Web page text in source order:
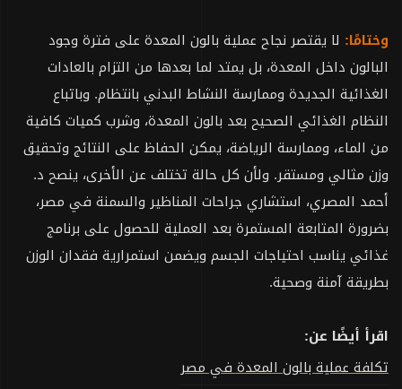
وختامًا: لا يقتصر نجاح عملية بالون المعدة على فترة وجود
البالون داخل المعدة، بل يمتد لما بعدها من التزام بالعادات
الغذائية الجديدة وممارسة النشاط البدني بانتظام. وباتباع
النظام الغذائي الصحيح بعد بالون المعدة، وشرب كميات كافية
من الماء، وممارسة الرياضة، يمكن الحفاظ على النتائج وتحقيق
وزن مثالي ومستقر. ولأن كل حالة تختلف عن الأخرى، ينصح د.
أحمد المصري، استشاري جراحات المناظير والسمنة في مصر،
بضرورة المتابعة المستمرة بعد العملية للحصول على برنامج
غذائي يناسب احتياجات الجسم ويضمن استمرارية فقدان الوزن
بطريقة آمنة وصحية.
اقرأ أيضًا عن:
تكلفة عملية بالون المعدة في مصر